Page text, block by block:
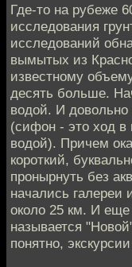
Где-то на рубеже
исследования
исследований
вымытых из
известному
десять больше.
водой. И
(сифон - это ход в
водой). Причем
короткий,
пронырнуть без
начались
около 25 км. И
называется
понятно,